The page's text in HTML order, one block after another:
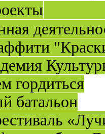
гордиться
батальон